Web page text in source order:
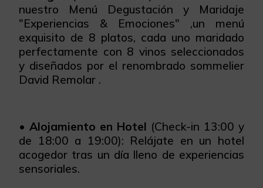
nuestro Menú Degustación y Maridaje
"Experiencias & Emociones" ,un menú
exquisito de 8 platos, cada uno maridado
perfectamente con 8 vinos seleccionados
y diseñados por el renombrado sommelier
David Remolar .
• Alojamiento en Hotel (Check-in 13:00 y
de 18:00 a 19:00): Relájate en un hotel
acogedor tras un día lleno de experiencias
sensoriales.